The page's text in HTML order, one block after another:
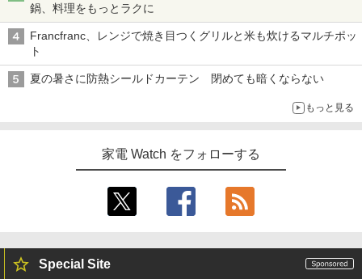
鍋、料理をもっとラクに
Francfranc、レンジで焼き目つくグリルと米も炊けるマルチポッ
ト
夏の暑さに防熱シールドカーテン 閉めても暗くならない
もっと見る
家電 Watch をフォローする
Special Site